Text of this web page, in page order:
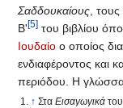
Σαδδουκαίους , τους
Β'[5] του βιβλίου
Ιουδαίο ο οποίος
ενδιαφέροντος και
περιόδου. Η γλώσσα
↑ ΣταΕισαγωγικά